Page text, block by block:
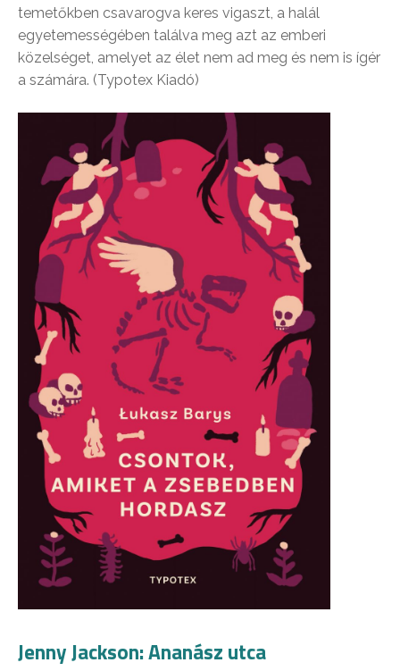
temetőkben csavarogva keres vigaszt, a halál
egyetemességében találva meg azt az emberi
közelséget, amelyet az élet nem ad meg és nem is ígér
a számára. (Typotex Kiadó)
Jenny Jackson: Ananász utca